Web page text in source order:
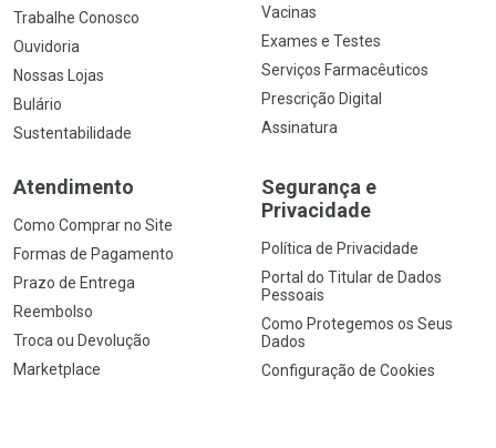
Trabalhe Conosco
Ouvidoria
Nossas Lojas
Bulário
Sustentabilidade
Vacinas
Exames e Testes
Serviços Farmacêuticos
Prescrição Digital
Assinatura
Atendimento
Como Comprar no Site
Formas de Pagamento
Prazo de Entrega
Reembolso
Troca ou Devolução
Marketplace
Segurança e
Privacidade
Política de Privacidade
Portal do Titular de Dados
Pessoais
Como Protegemos os Seus
Dados
Configuração de Cookies